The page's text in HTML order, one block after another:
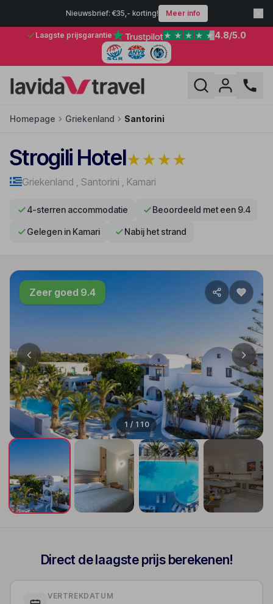
Nieuwsbrief: €35,- korting! Meer info
Laagste prijsgarantie 4.8/5.0
Homepage Griekenland Santorini
Strogili Hotel★★★★
Griekenland , Santorini , Kamari
4-sterren accommodatie Beoordeeld met een 9.4
Gelegen in Kamari Nabij het strand
Zeer goed 9.4
1 / 110
Direct de laagste prijs berekenen!
VERTREKDATUM